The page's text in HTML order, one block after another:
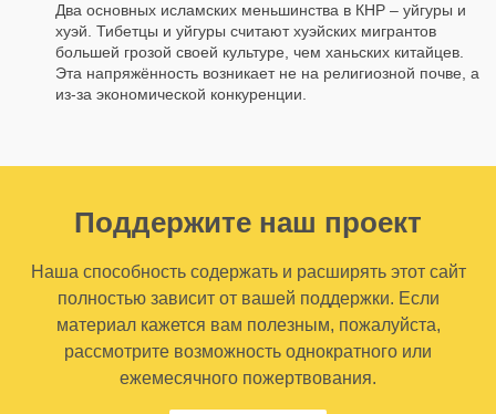
Два основных исламских меньшинства в КНР – уйгуры и
хуэй. Тибетцы и уйгуры считают хуэйских мигрантов
большей грозой своей культуре, чем ханьских китайцев.
Эта напряжённость возникает не на религиозной почве, а
из-за экономической конкуренции.
Поддержите наш проект
Наша способность содержать и расширять этот сайт
полностью зависит от вашей поддержки. Если
материал кажется вам полезным, пожалуйста,
рассмотрите возможность однократного или
ежемесячного пожертвования.